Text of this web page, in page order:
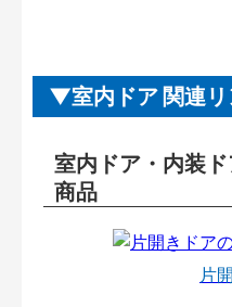
室内ドア 関連リ
室内ドア・内装
商品
片